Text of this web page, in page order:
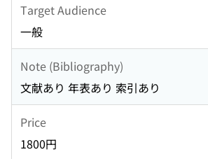
Target Audience
一般
Note (Bibliography)
文献あり 年表あり 索引あり
Price
1800円